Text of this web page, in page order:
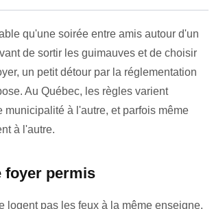
qu'une soirée entre amis autour d'un
de sortir les guimauves et de choisir
un petit détour par la réglementation
Au Québec, les règles varient
municipalité à l'autre, et parfois même
à l'autre.
foyer permis
logent pas les feux à la même enseigne.